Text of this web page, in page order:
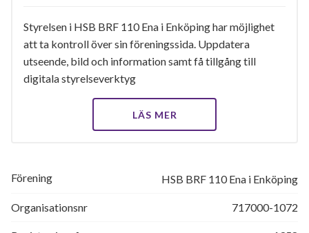
Styrelsen i HSB BRF 110 Ena i Enköping har möjlighet
att ta kontroll över sin föreningssida. Uppdatera
utseende, bild och information samt få tillgång till
digitala styrelseverktyg
LÄS MER
Förening HSB BRF 110 Ena i Enköping
Organisationsnr 717000-1072